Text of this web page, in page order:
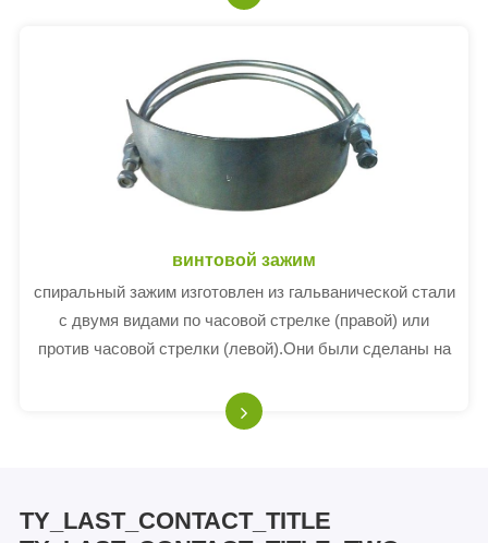
винтовой зажим
спиральный зажим изготовлен из гальванической стали
с двумя видами по часовой стрелке (правой) или
против часовой стрелки (левой).Они были сделаны на
TY_LAST_CONTACT_TITLE